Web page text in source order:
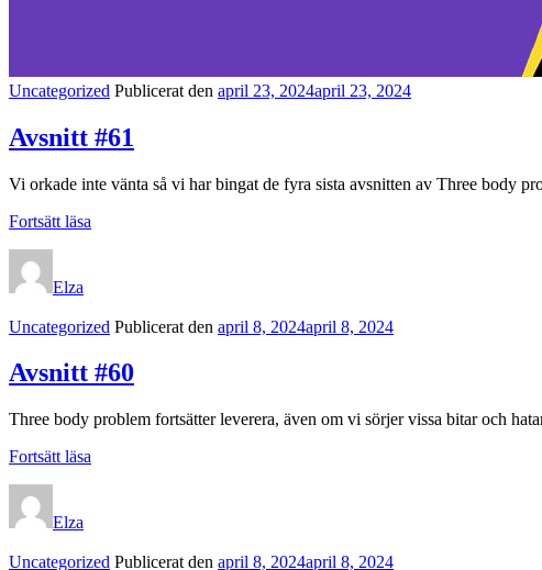
Kategorilänkar
Uncategorized Publicerat den april 23, 2024april 23, 2024
Avsnitt #61
Vi orkade inte vänta så vi har bingat de fyra sista avsnitten av Three body
Fortsätt läsa
Elza
Kategorilänkar
Uncategorized Publicerat den april 8, 2024april 8, 2024
Avsnitt #60
Three body problem fortsätter leverera, även om vi sörjer vissa bitar och
Fortsätt läsa
Elza
Kategorilänkar
Uncategorized Publicerat den april 8, 2024april 8, 2024